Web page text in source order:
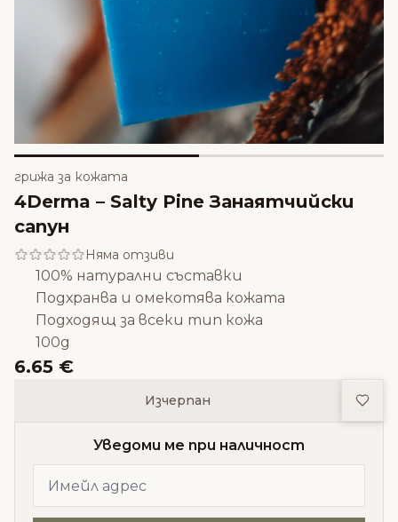
грижа за кожата
4Derma – Salty Pine Занаятчийски
сапун
Няма отзиви
100% натурални съставки
Подхранва и омекотява кожата
Подходящ за всеки тип кожа
100g
6.65 €
Изчерпан
Уведоми ме при наличност